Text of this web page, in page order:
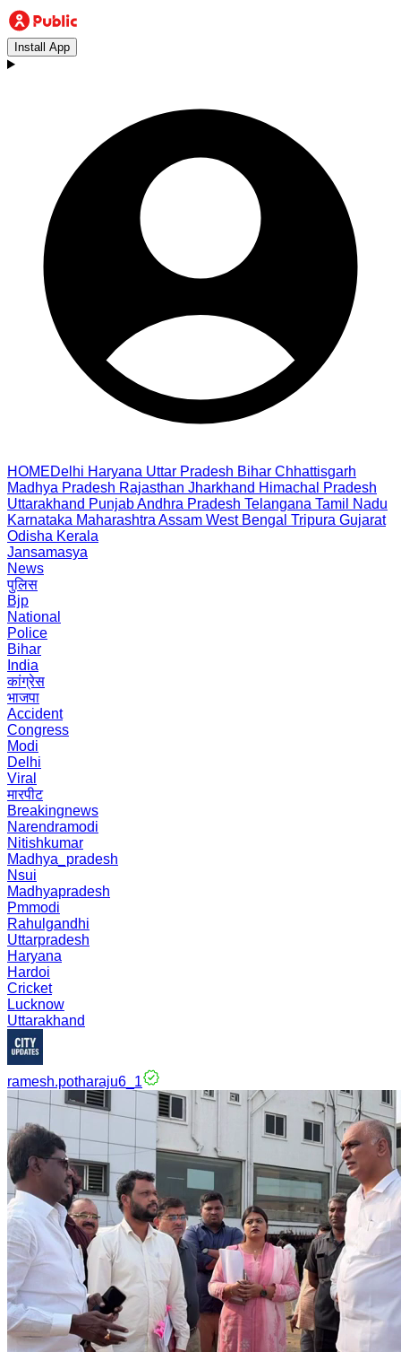
Install App
HOMEDelhi Haryana Uttar Pradesh Bihar Chhattisgarh
Madhya Pradesh Rajasthan Jharkhand Himachal Pradesh
Uttarakhand PunjabAndhra Pradesh Telangana Tamil Nadu
Karnataka Maharashtra Assam West Bengal Tripura Gujarat
Odisha Kerala
Jansamasya
News
पुलिस
Bjp
National
Police
Bihar
India
कांग्रेस
भाजपा
Accident
Congress
Modi
Delhi
Viral
मारपीट
Breakingnews
Narendramodi
Nitishkumar
Madhya_pradesh
Nsui
Madhyapradesh
Pmmodi
Rahulgandhi
Uttarpradesh
Haryana
Hardoi
Cricket
Lucknow
Uttarakhand
ramesh.potharaju6_1